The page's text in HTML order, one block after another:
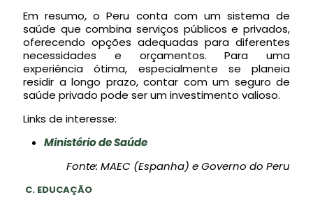
Em resumo, o Peru conta com um sistema de
saúde que combina serviços públicos e privados,
oferecendo opções adequadas para diferentes
necessidades e orçamentos. Para uma
experiência ótima, especialmente se planeia
residir a longo prazo, contar com um seguro de
saúde privado pode ser um investimento valioso.
Links de interesse:
Ministério de Saúde
Fonte: MAEC (Espanha) e Governo do Peru
C. EDUCAÇÃO